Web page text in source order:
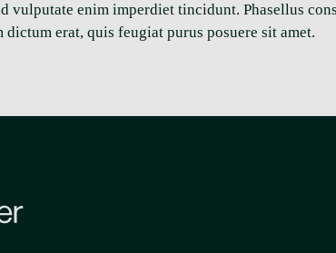
vulputate enim imperdiet tincidunt. Phasellus
erat, quis feugiat purus posuere sit amet.